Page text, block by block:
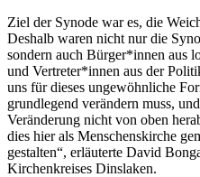
Ziel der Synode war es, die
Deshalb waren nicht nur die
sondern auch Bürger*innen aus
und Vertreter*innen aus der
uns für dieses ungewöhnliche
grundlegend verändern muss,
Veränderung nicht von oben
dies hier als Menschenskirche
gestalten“, erläuterte David
Kirchenkreises Dinslaken.